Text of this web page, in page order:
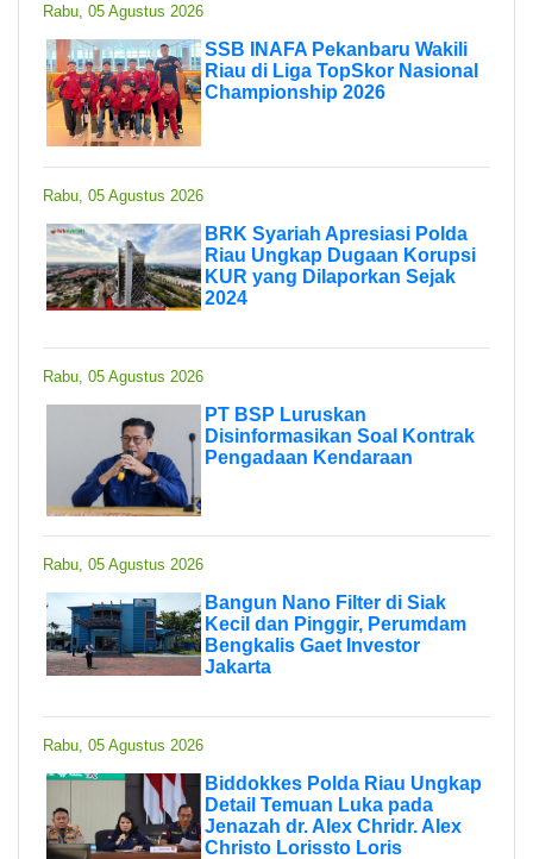
Rabu, 05 Agustus 2026
SSB INAFA Pekanbaru Wakili
Riau di Liga TopSkor Nasional
Championship 2026
Rabu, 05 Agustus 2026
BRK Syariah Apresiasi Polda
Riau Ungkap Dugaan Korupsi
KUR yang Dilaporkan Sejak
2024
Rabu, 05 Agustus 2026
PT BSP Luruskan
Disinformasikan Soal Kontrak
Pengadaan Kendaraan
Rabu, 05 Agustus 2026
Bangun Nano Filter di Siak
Kecil dan Pinggir, Perumdam
Bengkalis Gaet Investor
Jakarta
Rabu, 05 Agustus 2026
Biddokkes Polda Riau Ungkap
Detail Temuan Luka pada
Jenazah dr. Alex Chridr. Alex
Christo Lorissto Loris